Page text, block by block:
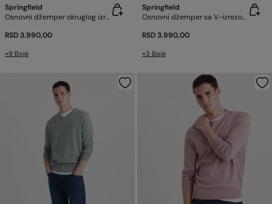
Springfield
Osnovni džemper okruglog izreza
RSD 3.990,00
+9 Boje
Springfield
Osnovni džemper sa V-izrezom
RSD 3.990,00
+3 Boje